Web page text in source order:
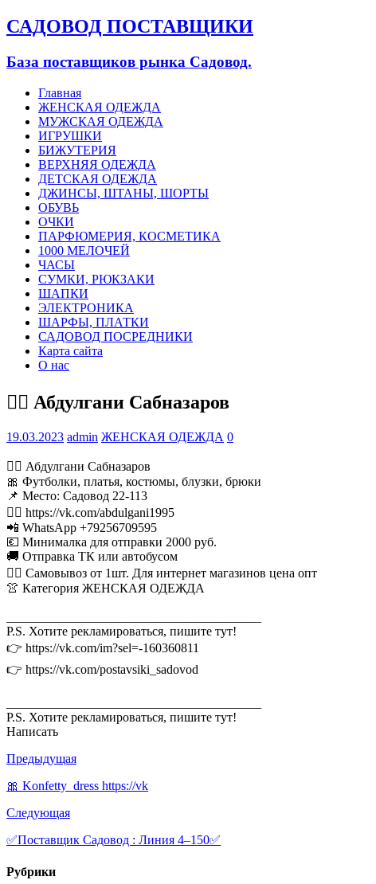
САДОВОД ПОСТАВЩИКИ
База поставщиков рынка Садовод.
Главная
ЖЕНСКАЯ ОДЕЖДА
МУЖСКАЯ ОДЕЖДА
ИГРУШКИ
БИЖУТЕРИЯ
ВЕРХНЯЯ ОДЕЖДА
ДЕТСКАЯ ОДЕЖДА
ДЖИНСЫ, ШТАНЫ, ШОРТЫ
ОБУВЬ
ОЧКИ
ПАРФЮМЕРИЯ, КОСМЕТИКА
1000 МЕЛОЧЕЙ
ЧАСЫ
СУМКИ, РЮКЗАКИ
ШАПКИ
ЭЛЕКТРОНИКА
ШАРФЫ, ПЛАТКИ
САДОВОД ПОСРЕДНИКИ
Карта сайта
О нас
💁‍♂ Абдулгани Сабназаров
19.03.2023 admin ЖЕНСКАЯ ОДЕЖДА 0
💁‍♂ Абдулгани Сабназаров
🎀 Футболки, платья, костюмы, блузки, брюки
📌 Место: Садовод 22-113
👉🏻 https://vk.com/abdulgani1995
📲 WhatsApp +79256709595
💶 Минималка для отправки 2000 руб.
🚚 Отправка ТК или автобусом
🏃‍♂ Самовывоз от 1шт. Для интернет магазинов цена опт
👚 Категория ЖЕНСКАЯ ОДЕЖДА
P.S. Хотите рекламироваться, пишите тут!
👉 https://vk.com/im?sel=-160360811
👉 https://vk.com/postavsiki_sadovod
P.S. Хотите рекламироваться, пишите тут!
Написать
Предыдущая
🎀 Konfetty_dress https://vk
Следующая
✅Поставщик Садовод : Линия 4–150✅
Рубрики